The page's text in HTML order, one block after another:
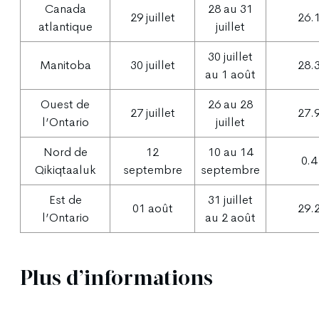
Canada
atlantique
29 juillet
28 au 31
juillet
Manitoba 30 juillet
30 juillet
au 1 août
Ouest de
l’Ontario
27 juillet
26 au 28
juillet
Nord de
Qikiqtaaluk
12
septembre
10 au 14
septembre
0.4
Est de
l’Ontario
01 août
31 juillet
au 2 août
Plus d’informations